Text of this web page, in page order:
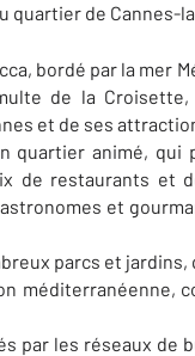
quartier de Cannes-
bordé par la mer
de la
et de ses
quartier animé, qui
de restaurants et
et
parcs et
méditerranéenne,
par les réseaux de